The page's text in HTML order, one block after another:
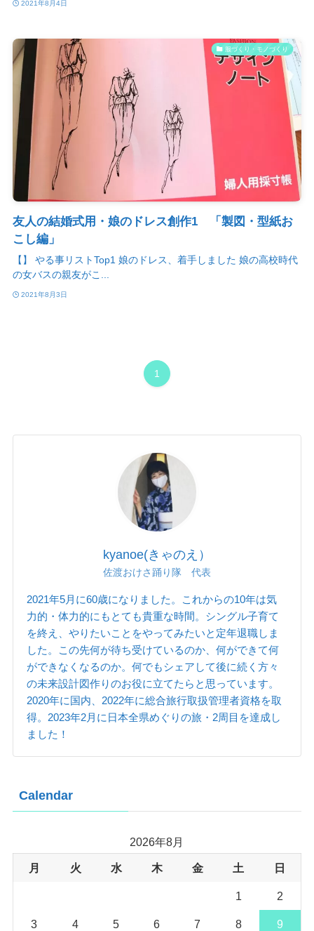
2021年8月4日
服づくり・モノづくり
友人の結婚式用・娘のドレス創作1 「製図・型紙お
こし編」
【】 やる事リストTop1 娘のドレス、着手しました 娘の高校時代
の女バスの親友がこ...
2021年8月3日
1
kyanoe(きゃのえ）
佐渡おけさ踊り隊 代表
2021年5月に60歳になりました。これからの10年は気
力的・体力的にもとても貴重な時間。シングル子育て
を終え、やりたいことをやってみたいと定年退職しま
した。この先何が待ち受けているのか、何ができて何
ができなくなるのか。何でもシェアして後に続く方々
の未来設計図作りのお役に立てたらと思っています。
2020年に国内、2022年に総合旅行取扱管理者資格を取
得。2023年2月に日本全県めぐりの旅・2周目を達成し
ました！
Calendar
2026年8月
月 火 水 木 金 土 日
1 2
3 4 5 6 7 8 9